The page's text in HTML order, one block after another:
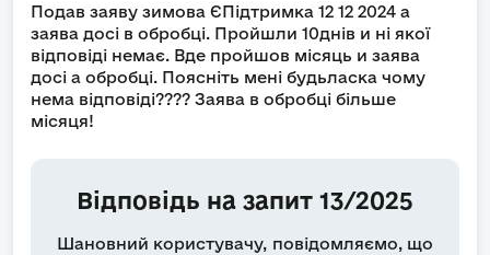
Подав заяву зимова ЄПідтримка 12 12 2024 а
заява досі в обробці. Пройшли 10днів и ні якої
відповіді немає. Вде пройшов місяць и заява
досі а обробці. Поясніть мені будьласка чому
нема відповіді???? Заява в обробці більше
місяця!
Відповідь на запит 13/2025
Шановний користувачу, повідомляємо, що